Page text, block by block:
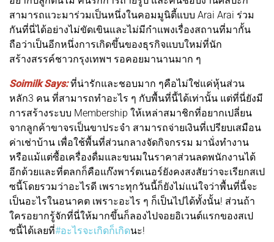
สามารถแวะมาร่วมเป็นหนึ่งในคอมมูนิตี้แบบ Arai Arai ร่วม
กันที่นี่ได้อย่างไม่ขัดเขินและไม่มีกำแพงเรื่องสถานที่มากั้น
ถือว่าเป็นอีกหนึ่งการเกิดขึ้นของธุรกิจแบบใหม่ที่นัก
สร้างสรรค์ชาวกรุงเทพฯ รอคอยมานานมาก ๆ
Soimilk Says:ที่น่ารักและชอบมาก ๆคือไม่ใช่แค่หุ้นส่วน
หลัก3 คน ที่สามารถทำอะไร ๆ กับพื้นที่นี้ได้เท่านั้น แต่ที่นี่ยังมี
การสร้างระบบ Membership ให้เหล่าสมาชิกที่อยากเปลี่ยน
จากลูกค้าขาจรเป็นขาประจำ สามารถจ่ายเงินที่เปรียบเสมือน
ค่าเช่าบ้าน เพื่อใช้พื้นที่ส่วนกลางจัดกิจกรรม มานั่งทำงาน
หรือแม้แต่ซื้อเครื่องดื่มและขนมในราคาส่วนลดพนักงานได้
อีกด้วยและที่ตลกก็คือแก๊งพาร์ตเนอร์ยังคงสงสัยว่าจะเรียกสเป
ซนี้โดยรวมว่าอะไรดี เพราะทุกวันนี้ก็ยังไม่แน่ใจว่าพื้นที่นี้จะ
เป็นอะไรในอนาคต เพราะอะไร ๆ ก็เป็นไปได้ทั้งนั้น! ส่วนถ้า
ใครอยากรู้จักที่นี่ให้มากขึ้นก็ลองไปจอยอิเวนต์แรกของสเป
ซนี้ได้เลยที่#อะไรจะเกิดก็เกิดนะ!